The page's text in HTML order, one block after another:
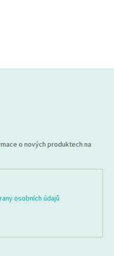
o nových produktech na
osobních údajů